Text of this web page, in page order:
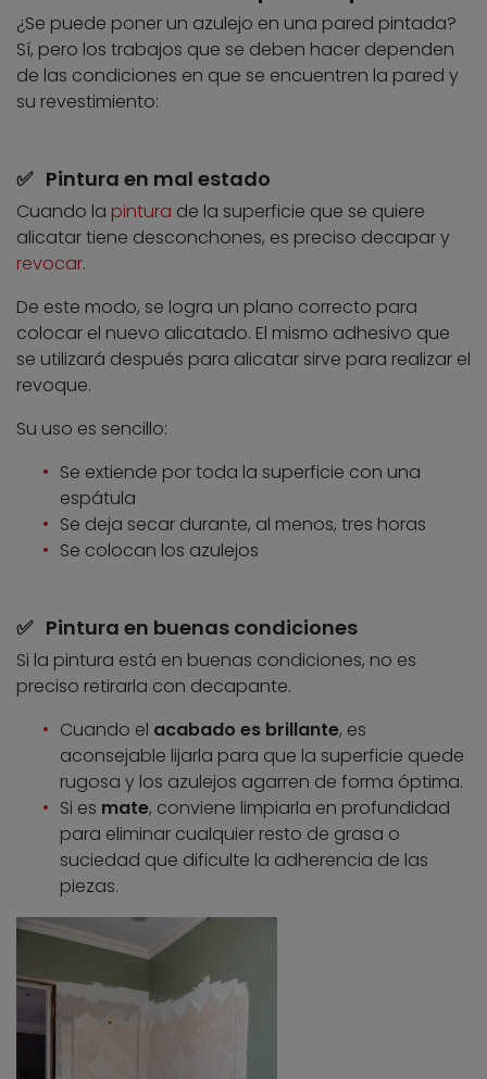
¿Se puede poner un azulejo en una pared pintada?
Sí, pero los trabajos que se deben hacer dependen
de las condiciones en que se encuentren la pared y
su revestimiento:
✅ Pintura en mal estado
Cuando la pintura de la superficie que se quiere
alicatar tiene desconchones, es preciso decapar y
revocar.
De este modo, se logra un plano correcto para
colocar el nuevo alicatado. El mismo adhesivo que
se utilizará después para alicatar sirve para realizar el
revoque.
Su uso es sencillo:
Se extiende por toda la superficie con una
espátula
Se deja secar durante, al menos, tres horas
Se colocan los azulejos
✅ Pintura en buenas condiciones
Si la pintura está en buenas condiciones, no es
preciso retirarla con decapante.
Cuando el acabado es brillante, es
aconsejable lijarla para que la superficie quede
rugosa y los azulejos agarren de forma óptima.
Si es mate, conviene limpiarla en profundidad
para eliminar cualquier resto de grasa o
suciedad que dificulte la adherencia de las
piezas.